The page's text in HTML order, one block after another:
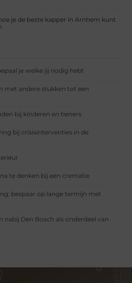
je de beste kapper in Arnhem kunt
je welke jij nodig hebt
met andere stukken tot een
bij kinderen en tieners
bij crisisinterventies in de
te denken bij een crematie
bespaar op lange termijn met
nabij Den Bosch als onderdeel van